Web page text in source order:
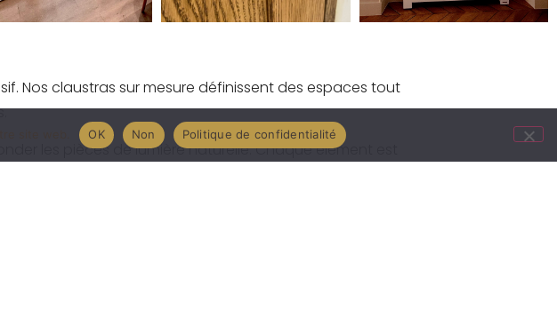
Nos claustras sur mesure définissent des espaces tout
les pièces de lumière naturelle. Chaque élément est
OK Non Politique de confidentialité